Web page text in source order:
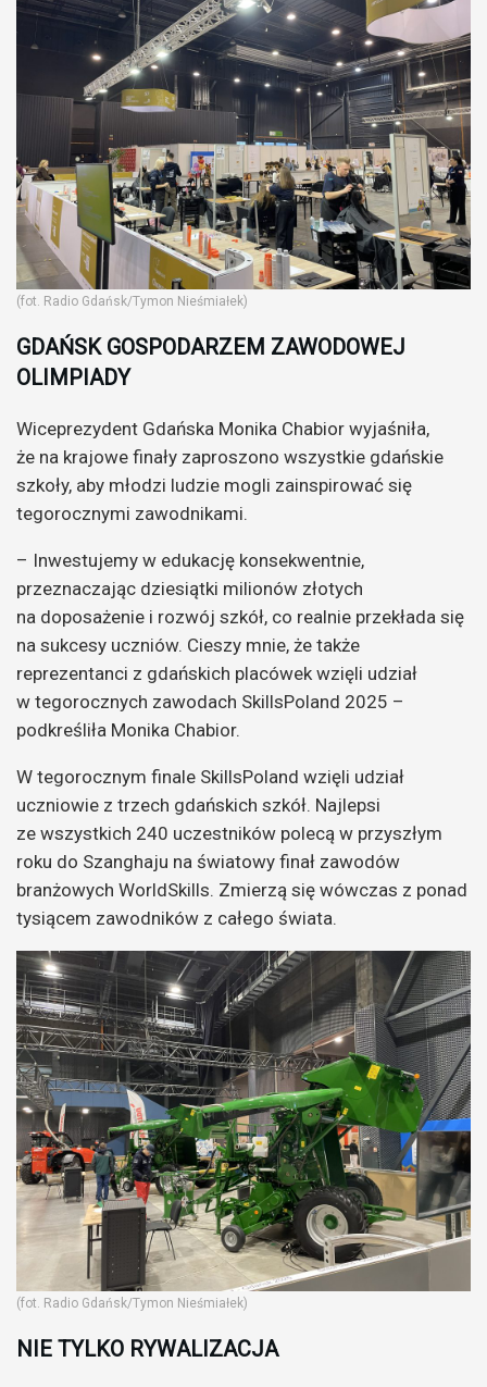
(fot. Radio Gdańsk/Tymon Nieśmiałek)
GDAŃSK GOSPODARZEM ZAWODOWEJ
OLIMPIADY
Wiceprezydent Gdańska Monika Chabior wyjaśniła,
że na krajowe finały zaproszono wszystkie gdańskie
szkoły, aby młodzi ludzie mogli zainspirować się
tegorocznymi zawodnikami.
– Inwestujemy w edukację konsekwentnie,
przeznaczając dziesiątki milionów złotych
na doposażenie i rozwój szkół, co realnie przekłada się
na sukcesy uczniów. Cieszy mnie, że także
reprezentanci z gdańskich placówek wzięli udział
w tegorocznych zawodach SkillsPoland 2025 –
podkreśliła Monika Chabior.
W tegorocznym finale SkillsPoland wzięli udział
uczniowie z trzech gdańskich szkół. Najlepsi
ze wszystkich 240 uczestników polecą w przyszłym
roku do Szanghaju na światowy finał zawodów
branżowych WorldSkills. Zmierzą się wówczas z ponad
tysiącem zawodników z całego świata.
(fot. Radio Gdańsk/Tymon Nieśmiałek)
NIE TYLKO RYWALIZACJA